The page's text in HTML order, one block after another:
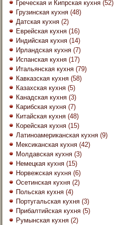
Греческая и Кипрская кухня (52)
Грузинская кухня (48)
Датская кухня (2)
Еврейская кухня (16)
Индийская кухня (14)
Ирландская кухня (7)
Испанская кухня (17)
Итальянская кухня (79)
Кавказская кухня (58)
Казахская кухня (5)
Канадская кухня (3)
Карибская кухня (7)
Китайская кухня (48)
Корейская кухня (15)
Латиноамериканская кухня (9)
Мексиканская кухня (42)
Молдавская кухня (3)
Немецкая кухня (15)
Норвежская кухня (6)
Осетинская кухня (2)
Польская кухня (4)
Португальская кухня (3)
Прибалтийская кухня (5)
Румынская кухня (2)